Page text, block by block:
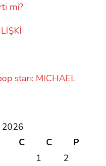
mi?
starı: MICHAEL
2026
C C
P
1
2